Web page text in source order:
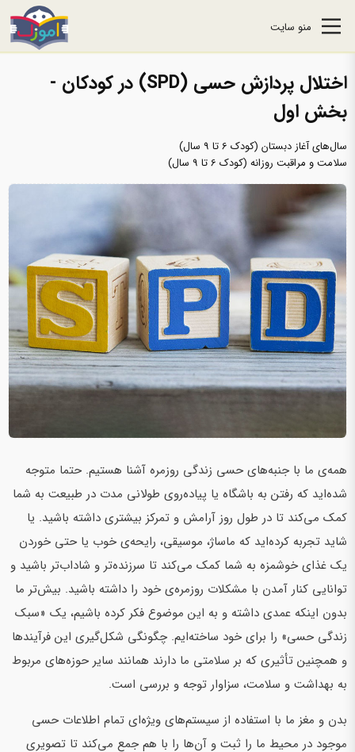
منو سایت
اختلال پردازش حسی (SPD) در کودکان -
بخش اول
سال‌های آغاز دبستان (کودک 6 تا 9 سال)
سلامت و مراقبت روزانه (کودک 6 تا 9 سال)
همه‌ی ما با جنبه‌های حسی زندگی روزمره آشنا هستیم. حتما متوجه
شده‌اید که رفتن به باشگاه یا پیاده‌روی طولانی مدت در طبیعت به شما
کمک می‌کند تا در طول روز آرامش و تمرکز بیشتری داشته باشید. یا
شاید تجربه کرده‌اید که ماساژ، موسیقی، رایحه‌ی خوب یا حتی خوردن
یک غذای خوشمزه به شما کمک می‌کند تا سرزنده‌تر و شاداب‌تر باشید و
توانایی کنار آمدن با مشکلات روزمره‌ی خود را داشته باشید. بیش‌تر ما
بدون اینکه عمدی داشته و به این موضوع فکر کرده باشیم، یک «سبک
زندگی حسی» را برای خود ساخته‌ایم. چگونگی شکل‌گیری این فرآیندها
و همچنین تأثیری که بر سلامتی ما دارند همانند سایر حوزه‌های مربوط
به بهداشت و سلامت، سزاوار توجه و بررسی است.
بدن و مغز ما با استفاده از سیستم‌های ویژه‌ای تمام اطلاعات حسی
موجود در محیط ما را ثبت و آن‌ها را با هم جمع می‌کند تا تصویری